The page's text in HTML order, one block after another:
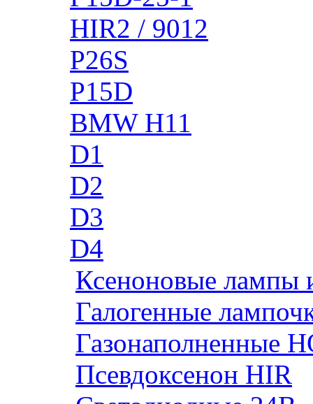
HIR2 / 9012
P26S
P15D
BMW H11
D1
D2
D3
D4
Ксеноновые лампы
Галогенные
Газонаполненные
Псевдоксенон HIR